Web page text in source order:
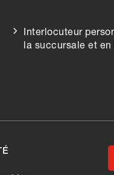
Interlocuteur
la succursale et en